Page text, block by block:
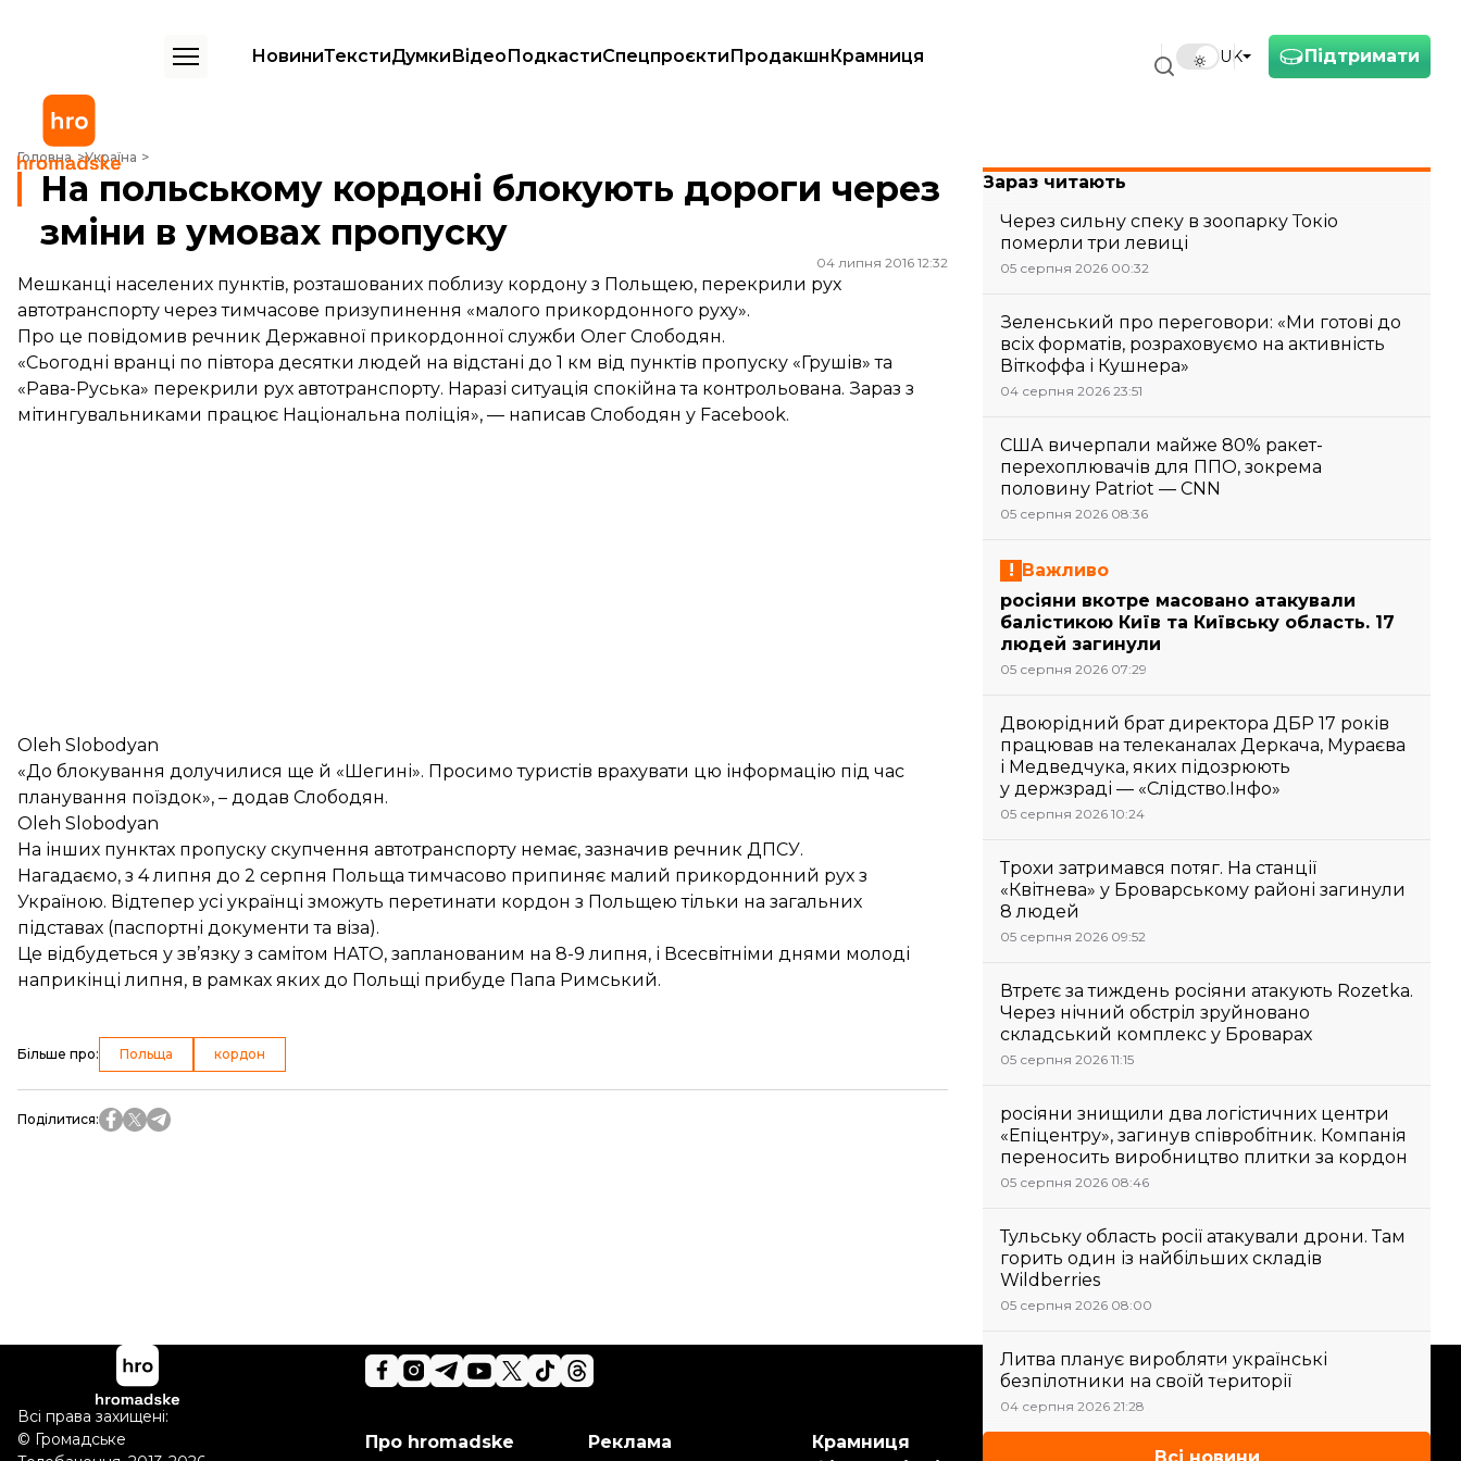
Підтримати
UK
НовиниТекстиДумкиВідеоПодкастиСпецпроєктиПродакшнКрамниця
Головна Україна
На польському кордоні блокують дороги через зміни в умовах пропуску
На польському кордоні блокують дороги через
зміни в умовах пропуску
04 липня 2016 12:32
Мешканці населених пунктів, розташованих поблизу кордону з Польщею, перекрили рух
автотранспорту через тимчасове призупинення «малого прикордонного руху».
Про це повідомив речник Державної прикордонної служби Олег Слободян.
«Сьогодні вранці по півтора десятки людей на відстані до 1 км від пунктів пропуску «Грушів» та
«Рава-Руська» перекрили рух автотранспорту. Наразі ситуація спокійна та контрольована. Зараз з
мітингувальниками працює Національна поліція», — написав Слободян у Facebook.
Oleh Slobodyan
«До блокування долучилися ще й «Шегині». Просимо туристів врахувати цю інформацію під час
планування поїздок», – додав Слободян.
Oleh Slobodyan
На інших пунктах пропуску скупчення автотранспорту немає, зазначив речник ДПСУ.
Нагадаємо, з 4 липня до 2 серпня Польща тимчасово припиняє малий прикордонний рух з
Україною. Відтепер усі українці зможуть перетинати кордон з Польщею тільки на загальних
підставах (паспортні документи та віза).
Це відбудеться у зв’язку з самітом НАТО, запланованим на 8-9 липня, і Всесвітніми днями молоді
наприкінці липня, в рамках яких до Польщі прибуде Папа Римський.
Більше про: Польща кордон
Поділитися:
Зараз читають
Через сильну спеку в зоопарку Токіо
померли три левиці
05 серпня 2026 00:32
Зеленський про переговори: «Ми готові до
всіх форматів, розраховуємо на активність
Віткоффа і Кушнера»
04 серпня 2026 23:51
США вичерпали майже 80% ракет-
перехоплювачів для ППО, зокрема
половину Patriot — CNN
05 серпня 2026 08:36
Важливо
росіяни вкотре масовано атакували
балістикою Київ та Київську область. 17
людей загинули
05 серпня 2026 07:29
Двоюрідний брат директора ДБР 17 років
працював на телеканалах Деркача, Мураєва
і Медведчука, яких підозрюють
у держзраді — «Слідство.Інфо»
05 серпня 2026 10:24
Трохи затримався потяг. На станції
«Квітнева» у Броварському районі загинули
8 людей
05 серпня 2026 09:52
Втретє за тиждень росіяни атакують Rozetka.
Через нічний обстріл зруйновано
складський комплекс у Броварах
05 серпня 2026 11:15
росіяни знищили два логістичних центри
«Епіцентру», загинув співробітник. Компанія
переносить виробництво плитки за кордон
05 серпня 2026 08:46
Тульську область росії атакували дрони. Там
горить один із найбільших складів
Wildberries
05 серпня 2026 08:00
Литва планує виробляти українські
безпілотники на своїй території
04 серпня 2026 21:28
Підтримати
Про hromadske
Реклама
Крамниця
Всі права захищені:
© Громадське